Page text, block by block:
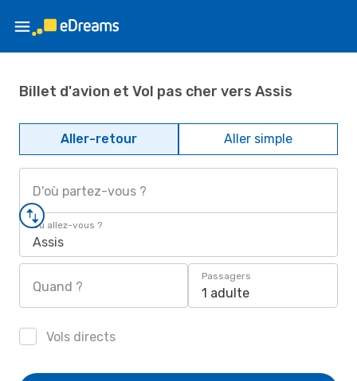
Billet d'avion et Vol pas cher vers Assis
Aller-retour Aller simple
D'où partez-vous ?
Où allez-vous ?
Assis
Quand ?
Passagers
1 adulte
Vols directs